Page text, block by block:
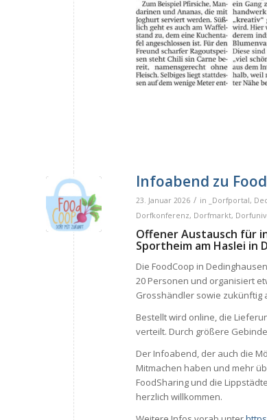
Infoabend zu
23. Januar 2026 / in _Dorfportal,
Dorfkonferenz, Dorfmarkt,
Offener Austausch für
Sportheim am Haslei in
Die FoodCoop in Dedinghausen
20 Personen und organisiert
Grosshändler sowie zukünftig
Bestellt wird online, die
verteilt. Durch größere
Der Infoabend, der auch die
Mitmachen haben und mehr
FoodSharing und die
herzlich willkommen.